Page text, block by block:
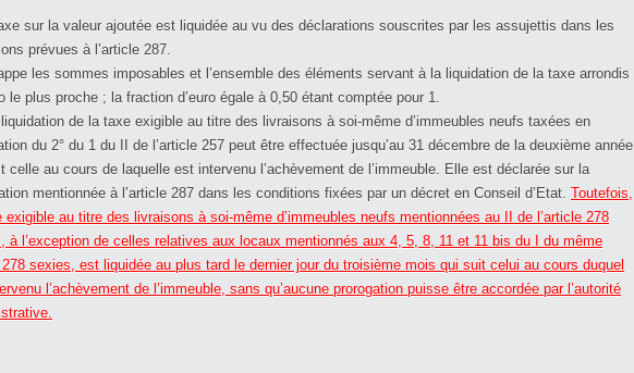
sur la valeur ajoutée est liquidée au vu des déclarations souscrites par les assujettis dans les
prévues à l’article 287.
les sommes imposables et l’ensemble des éléments servant à la liquidation de la taxe arrondis
le plus proche ; la fraction d’euro égale à 0,50 étant comptée pour 1.
liquidation de la taxe exigible au titre des livraisons à soi-même d’immeubles neufs taxées en
du 2° du 1 du II de l’article 257 peut être effectuée jusqu’au 31 décembre de la deuxième année
celle au cours de laquelle est intervenu l’achèvement de l’immeuble. Elle est déclarée sur la
mentionnée à l’article 287 dans les conditions fixées par un décret en Conseil d’Etat. Toutefois,
exigible au titre des livraisons à soi-même d’immeubles neufs mentionnées au II de l’article 278
à l’exception de celles relatives aux locaux mentionnés aux 4, 5, 8, 11 et 11 bis du I du même
sexies, est liquidée au plus tard le dernier jour du troisième mois qui suit celui au cours duquel
l’achèvement de l’immeuble, sans qu’aucune prorogation puisse être accordée par l’autorité